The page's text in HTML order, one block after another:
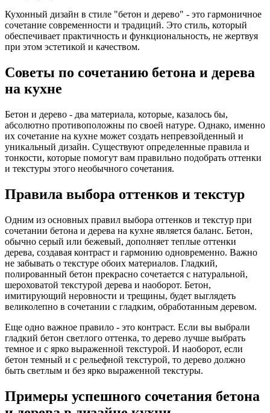
Кухонный дизайн в стиле "бетон и дерево" - это гармоничное
сочетание современности и традиций. Это стиль, который
обеспечивает практичность и функциональность, не жертвуя
при этом эстетикой и качеством.
Советы по сочетанию бетона и дерева
на кухне
Бетон и дерево - два материала, которые, казалось бы,
абсолютно противоположны по своей натуре. Однако, именно
их сочетание на кухне может создать непревзойденный и
уникальный дизайн. Существуют определенные правила и
тонкости, которые помогут вам правильно подобрать оттенки
и текстуры этого необычного сочетания.
Правила выбора оттенков и текстур
Одним из основных правил выбора оттенков и текстур при
сочетании бетона и дерева на кухне является баланс. Бетон,
обычно серый или бежевый, дополняет теплые оттенки
дерева, создавая контраст и гармонию одновременно. Важно
не забывать о текстуре обоих материалов. Гладкий,
полированный бетон прекрасно сочетается с натуральной,
шероховатой текстурой дерева и наоборот. Бетон,
имитирующий неровности и трещины, будет выглядеть
великолепно в сочетании с гладким, обработанным деревом.
Еще одно важное правило - это контраст. Если вы выбрали
гладкий бетон светлого оттенка, то дерево лучше выбрать
темное и с ярко выраженной текстурой. И наоборот, если
бетон темный и с рельефной текстурой, то дерево должно
быть светлым и без ярко выраженной текстуры.
Примеры успешного сочетания бетона